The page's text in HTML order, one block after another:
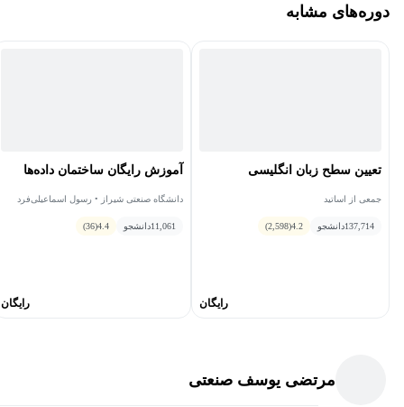
دوره‌های مشابه
تعیین سطح زبان انگلیسی
جمعی از اساتید
137,714دانشجو 4.2
(2,598)
رایگان
آموزش رایگان ساختمان داده‌ها
دانشگاه صنعتی شیراز • رسول اسماعیلی‌فرد
11,061دانشجو 4.4
(36)
رایگان
مرتضی یوسف صنعتی